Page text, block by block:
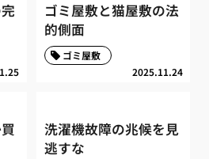
ゴミ屋敷と猫屋敷の法
的側面
2025.11.24
ゴミ屋敷
洗濯機故障の兆候を見
逃すな